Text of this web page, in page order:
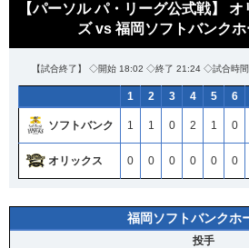
【パーソル パ・リーグ公式戦】
ズ vs 福岡ソフトバンク
【試合終了】 ◇開始 18:02 ◇終了 21:24 ◇試合時
1 2 3 4 5 6
ソフトバンク 1 1 0 2 1 0
オリックス 0 0 0 0 0 0
福岡ソフトバンクホ
投手